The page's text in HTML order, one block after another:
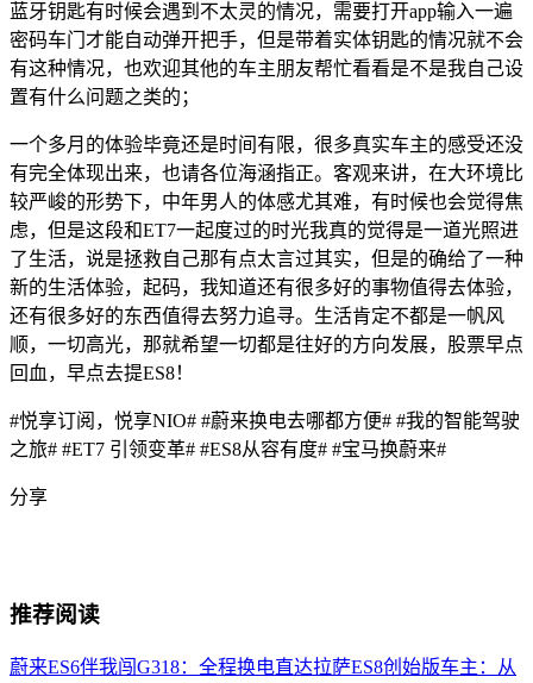
蓝牙钥匙有时候会遇到不太灵的情况，需要打开app输入一遍
密码车门才能自动弹开把手，但是带着实体钥匙的情况就不会
有这种情况，也欢迎其他的车主朋友帮忙看看是不是我自己设
置有什么问题之类的；
一个多月的体验毕竟还是时间有限，很多真实车主的感受还没
有完全体现出来，也请各位海涵指正。客观来讲，在大环境比
较严峻的形势下，中年男人的体感尤其难，有时候也会觉得焦
虑，但是这段和ET7一起度过的时光我真的觉得是一道光照进
了生活，说是拯救自己那有点太言过其实，但是的确给了一种
新的生活体验，起码，我知道还有很多好的事物值得去体验，
还有很多好的东西值得去努力追寻。生活肯定不都是一帆风
顺，一切高光，那就希望一切都是往好的方向发展，股票早点
回血，早点去提ES8！
#悦享订阅，悦享NIO# #蔚来换电去哪都方便# #我的智能驾驶
之旅# #ET7 引领变革# #ES8从容有度# #宝马换蔚来#
分享
推荐阅读
蔚来ES6伴我闯G318：全程换电直达拉萨ES8创始版车主：从